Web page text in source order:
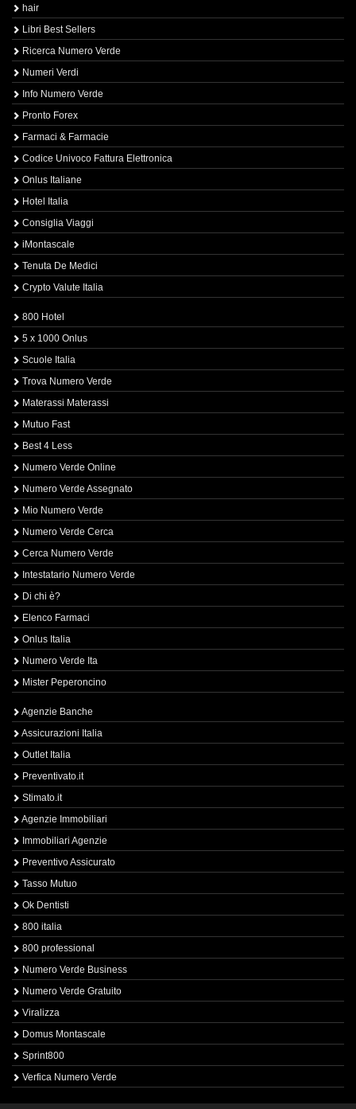
hair
Libri Best Sellers
Ricerca Numero Verde
Numeri Verdi
Info Numero Verde
Pronto Forex
Farmaci & Farmacie
Codice Univoco Fattura Elettronica
Onlus Italiane
Hotel Italia
Consiglia Viaggi
iMontascale
Tenuta De Medici
Crypto Valute Italia
800 Hotel
5 x 1000 Onlus
Scuole Italia
Trova Numero Verde
Materassi Materassi
Mutuo Fast
Best 4 Less
Numero Verde Online
Numero Verde Assegnato
Mio Numero Verde
Numero Verde Cerca
Cerca Numero Verde
Intestatario Numero Verde
Di chi è?
Elenco Farmaci
Onlus Italia
Numero Verde Ita
Mister Peperoncino
Agenzie Banche
Assicurazioni Italia
Outlet Italia
Preventivato.it
Stimato.it
Agenzie Immobiliari
Immobiliari Agenzie
Preventivo Assicurato
Tasso Mutuo
Ok Dentisti
800 italia
800 professional
Numero Verde Business
Numero Verde Gratuito
Viralizza
Domus Montascale
Sprint800
Verfica Numero Verde